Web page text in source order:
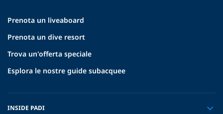
Prenota un liveaboard
Prenota un dive resort
Trova un'offerta speciale
Esplora le nostre guide subacquee
INSIDE PADI